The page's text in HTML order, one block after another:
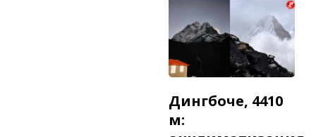
Дингбоче, 4410
м: